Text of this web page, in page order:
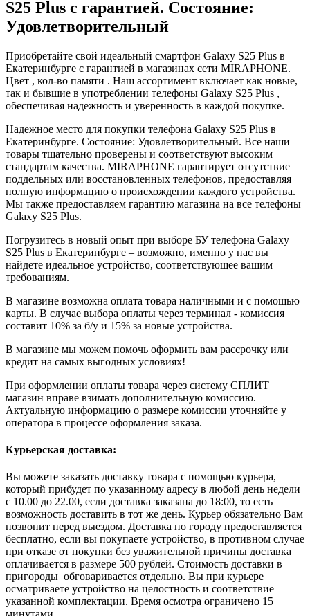
S25 Plus с гарантией. Состояние:
Удовлетворительный
Приобретайте свой идеальный смартфон Galaxy S25 Plus в
Екатеринбурге с гарантией в магазинах сети MIRAPHONE.
Цвет , кол-во памяти . Наш ассортимент включает как новые,
так и бывшие в употреблении телефоны Galaxy S25 Plus ,
обеспечивая надежность и уверенность в каждой покупке.
Надежное место для покупки телефона Galaxy S25 Plus в
Екатеринбурге. Состояние: Удовлетворительный. Все наши
товары тщательно проверены и соответствуют высоким
стандартам качества. MIRAPHONE гарантирует отсутствие
поддельных или восстановленных телефонов, предоставляя
полную информацию о происхождении каждого устройства.
Мы также предоставляем гарантию магазина на все телефоны
Galaxy S25 Plus.
Погрузитесь в новый опыт при выборе БУ телефона Galaxy
S25 Plus в Екатеринбурге – возможно, именно у нас вы
найдете идеальное устройство, соответствующее вашим
требованиям.
В магазине возможна оплата товара наличными и с помощью
карты. В случае выбора оплаты через терминал - комиссия
составит 10% за б/у и 15% за новые устройства.
В магазине мы можем помочь оформить вам рассрочку или
кредит на самых выгодных условиях!
При оформлении оплаты товара через систему СПЛИТ
магазин вправе взимать дополнительную комиссию.
Актуальную информацию о размере комиссии уточняйте у
оператора в процессе оформления заказа.
Курьерская доставка:
Вы можете заказать доставку товара с помощью курьера,
который прибудет по указанному адресу в любой день недели
с 10.00 до 22.00, если доставка заказана до 18:00, то есть
возможность доставить в тот же день. Курьер обязательно Вам
позвонит перед выездом. Доставка по городу предоставляется
бесплатно, если вы покупаете устройство, в противном случае
при отказе от покупки без уважительной причины доставка
оплачивается в размере 500 рублей. Стоимость доставки в
пригороды обговаривается отдельно. Вы при курьере
осматриваете устройство на целостность и соответствие
указанной комплектации. Время осмотра ограничено 15